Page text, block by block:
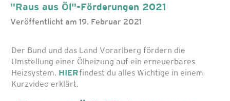
"Raus aus Öl"-Förderungen 2021
Veröffentlicht am 19. Februar 2021
Der Bund und das Land Vorarlberg fördern die
Umstellung einer Ölheizung auf ein erneuerbares
Heizsystem. HIERfindest du alles Wichtige in einem
Kurzvideo erklärt.